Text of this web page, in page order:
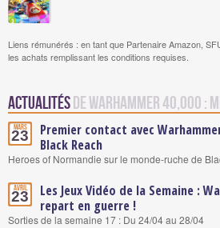
Liens rémunérés : en tant que Partenaire Amazon,
les achats remplissant les conditions requises.
Actualitésde Warhammer 40,000 :
Mars
23
Premier contact avec
Black Reach
Heroes of Normandie sur le monde-ruche de
Avril
23
Les Jeux Vidéo de la Semaine :
repart en guerre !
Sorties de la semaine 17 : Du 24/04 au 28/04